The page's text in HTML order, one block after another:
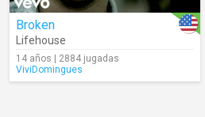
Broken
Lifehouse
14 años | 2884 jugadas
ViviDomingues